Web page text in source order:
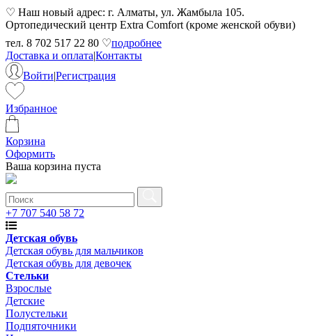
♡ Наш новый адрес: г. Алматы, ул. Жамбыла 105.
Ортопедический центр Extra Comfort (кроме женской обуви)
тел. 8 702 517 22 80 ♡подробнее
Доставка и оплата|Контакты
Войти|Регистрация
Избранное
Корзина
Оформить
Ваша корзина пуста
+7 707 540 58 72
Детская обувь
Детская обувь для мальчиков
Детская обувь для девочек
Стельки
Взрослые
Детские
Полустельки
Подпяточники